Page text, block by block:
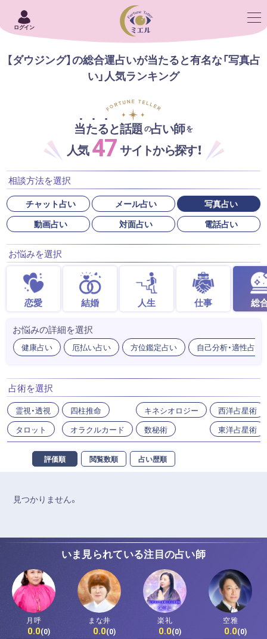
ログイン
【ダウジング】の総合運占いが当たると有名な「写真占
い」人気ランキング
当たると話題の占い師を
人気47サイトから探す！
相談方法を選択
チャット占い メール占い
写真占い
動画占い
対面占い 電話占い
お悩みを選択
恋愛 結婚 人生 仕事 総
お悩みの詳細を選択
健康占い 厄払い占い 方位鑑定占い 自己分析・適性占い
占術を選択
霊視・透視
タロット
四柱推命
オラクルカード
キネシオロジー
数秘術
西洋占星術
東洋占星術
評価順 閲覧数順 占い歴順
見つかりません。
いま見られている注目の占い師
月呼
0.0(0)
まな井
0.0(0)
楽礼
0.0(0)
空雅
0.0(0)